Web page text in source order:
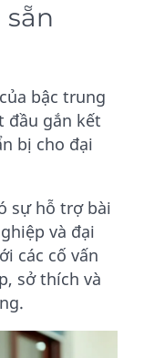
bậc trung
đầu gắn kết
bị cho đại
sự hỗ trợ bài
và đại
các cố vấn
sở thích và